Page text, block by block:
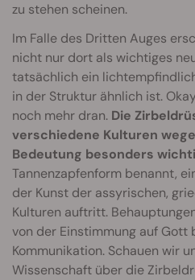
zu stehen scheinen.
Im Falle des Dritten Auges
nicht nur dort als wichtiges
tatsächlich ein
in der Struktur ähnlich ist.
noch mehr dran. Die
verschiedene Kulturen
Bedeutung besonders
Tannenzapfenform benannt,
der Kunst der assyrischen,
Kulturen auftritt.
von der Einstimmung auf Gott
Kommunikation. Schauen wir
Wissenschaft über die